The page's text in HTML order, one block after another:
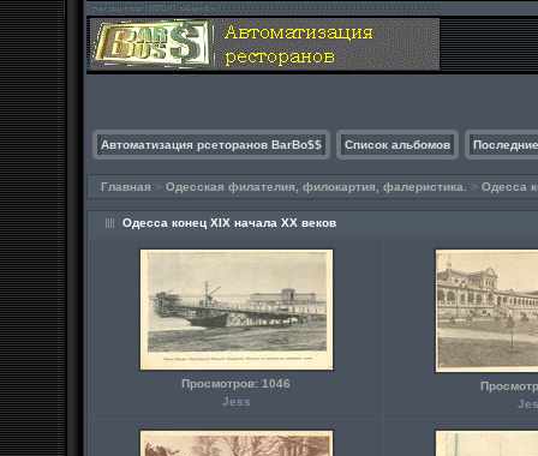
Автоматизация рсеторанов BarBo$$ Список альбомов
Главная > Одесская филателия, филокартия, фалеристика. > Одесса
Одесса конец XIX начала ХХ веков
Просмотров: 1046
Jess